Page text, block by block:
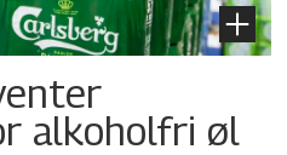
alkoholfri øl